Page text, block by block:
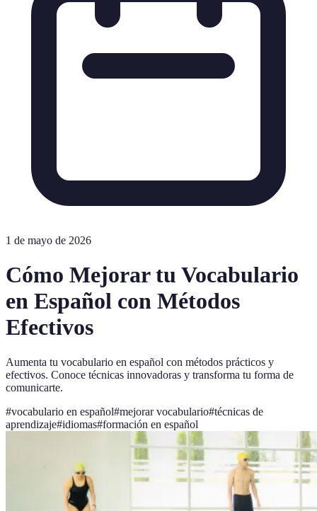
1 de mayo de 2026
Cómo Mejorar tu Vocabulario
en Español con Métodos
Efectivos
Aumenta tu vocabulario en español con métodos prácticos y
efectivos. Conoce técnicas innovadoras y transforma tu forma de
comunicarte.
#vocabulario en español#mejorar vocabulario#técnicas de
aprendizaje#idiomas#formación en español